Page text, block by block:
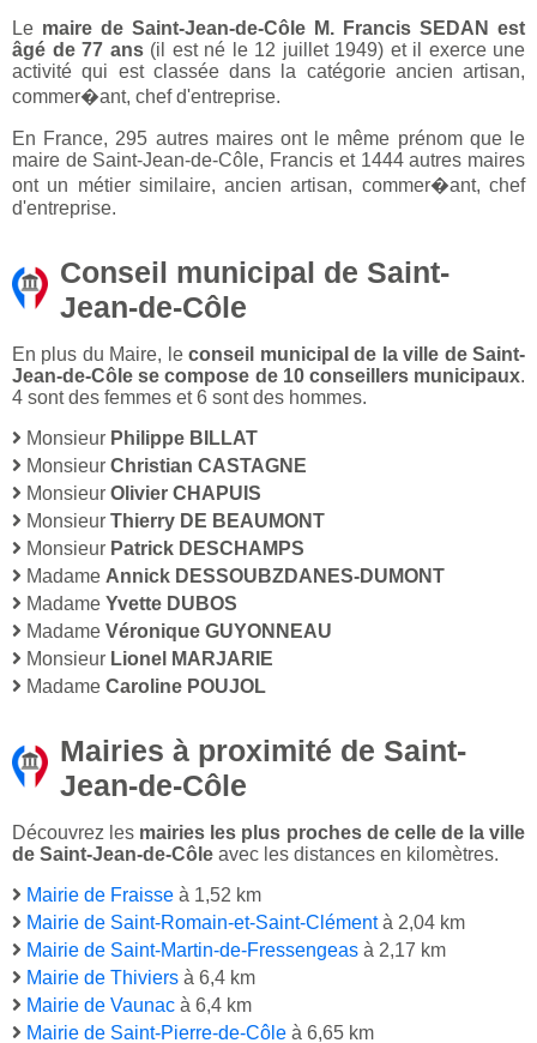
Le maire de Saint-Jean-de-Côle M. Francis SEDAN est
âgé de 77 ans(il est né le 12 juillet 1949) et il exerce une
activité qui est classée dans la catégorie ancien artisan,
commer�ant, chef d'entreprise.
En France, 295 autres maires ont le même prénom que le
maire de Saint-Jean-de-Côle, Francis et 1444 autres maires
ont un métier similaire, ancien artisan, commer�ant, chef
d'entreprise.
Conseil municipal de Saint-
Jean-de-Côle
En plus du Maire, leconseil municipal de la ville de Saint-
Jean-de-Côle se compose de 10 conseillers municipaux.
4 sont des femmes et 6 sont des hommes.
Monsieur Philippe BILLAT
Monsieur Christian CASTAGNE
Monsieur Olivier CHAPUIS
Monsieur Thierry DE BEAUMONT
Monsieur Patrick DESCHAMPS
Madame Annick DESSOUBZDANES-DUMONT
Madame Yvette DUBOS
Madame Véronique GUYONNEAU
Monsieur Lionel MARJARIE
Madame Caroline POUJOL
Mairies à proximité de Saint-
Jean-de-Côle
Découvrez les mairies les plus proches de celle de la ville
de Saint-Jean-de-Côle avec les distances en kilomètres.
Mairie de Fraisse à 1,52 km
Mairie de Saint-Romain-et-Saint-Clémentà 2,04 km
Mairie de Saint-Martin-de-Fressengeas à 2,17 km
Mairie de Thiviers à 6,4 km
Mairie de Vaunac à 6,4 km
Mairie de Saint-Pierre-de-Côle à 6,65 km